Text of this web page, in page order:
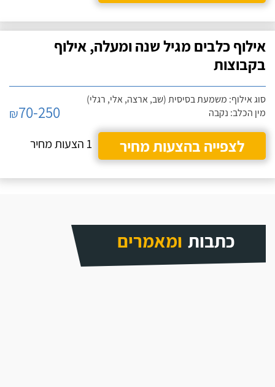
אילוף כלבים מגיל שנה ומעלה, אילוף
בקבוצות
סוג אילוף: משמעת בסיסית (שב, ארצה, אלי, רגלי)
מין הכלב: נקבה
₪70-250
לצפייה בהצעות מחיר
1 הצעות מחיר
כתבות ומאמרים